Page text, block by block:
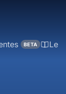
BETA